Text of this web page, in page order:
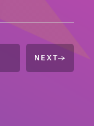
NEXT